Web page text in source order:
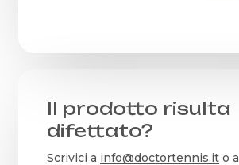
Il prodotto risulta
difettato?
Scrivici a info@doctortennis.ito a